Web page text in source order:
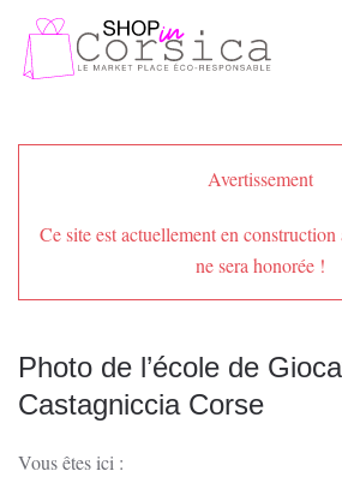
Passer au contenu principal
Avertissement
Ce site est actuellement en
ne sera honorée !
Photo de l’école de
Castagniccia Corse
Vous êtes ici :